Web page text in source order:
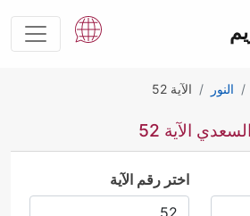
النور الآية 52
الآية 52
اختر رقم الآية